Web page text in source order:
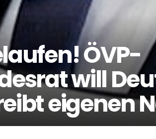
ÖVP-
will
eigenen